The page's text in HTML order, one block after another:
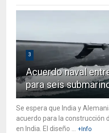
3
Acuerdo naval
para seis
Se espera que India y
acuerdo para la construcción
en India. El diseño ...
+Info